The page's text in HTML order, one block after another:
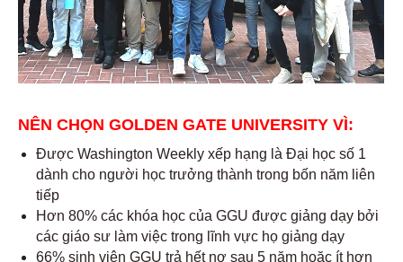
NÊN CHỌN GOLDEN GATE UNIVERSITY VÌ:
Được Washington Weekly xếp hạng là Đại học số 1
dành cho người học trưởng thành trong bốn năm liên
tiếp
Hơn 80% các khóa học của GGU được giảng dạy bởi
các giáo sư làm việc trong lĩnh vực họ giảng dạy
66% sinh viên GGU trả hết nợ sau 5 năm hoặc ít hơn